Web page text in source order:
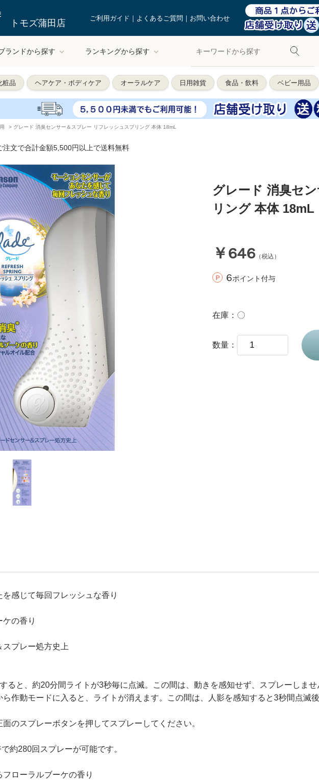
トモズ蒲田店 ご利用ガイド よくあるご質問 お問い合わせ
ランドから探す ランキングから探す
粧品 ヘアケア・ボディケア オーラルケア 日用雑貨 食品・飲料 ベビー用品
> グレード 消臭センサー＆スプレー リフレッシュスプリング 本体 18mL
文で合計金額5,500円以上で送料無料
グレード 消臭セ
リング 本体 18mL
￥646 （税込）
6ポイント付与
在庫 〇
数量
感じて毎回フレッシュな香り
の香り
スプレー処方史上
ると、約20分間ライトが3秒毎に点滅。この間は、動きを感知せず、スプレーしませ
ら作動モードに入ると、ライトが消えます。この間は、人影を感知すると3秒間点滅
面のスプレーボタンを押してスプレーしてください。
約280回スプレーが可能です。
ローラルブーケの香り